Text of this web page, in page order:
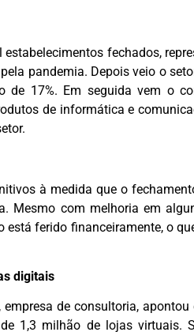
fechados,
pandemia. Depois veio o
17%. Em seguida vem o
de informática e
à medida que o
Mesmo com melhoria em
está ferido financeiramente, o
digitais
de consultoria,
1,3 milhão de lojas virtuais.